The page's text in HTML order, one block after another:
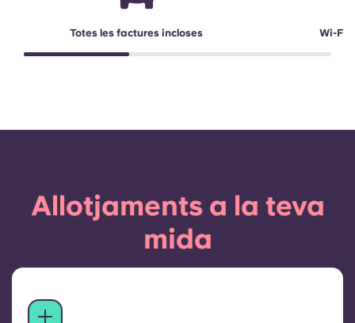
Totes les factures incloses Wi-Fi
Allotjaments a la teva
mida